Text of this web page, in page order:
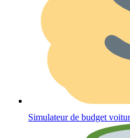
Simulateur de budget